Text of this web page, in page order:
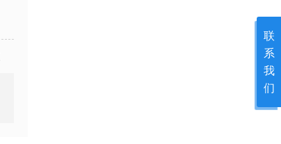
联
系
我
们